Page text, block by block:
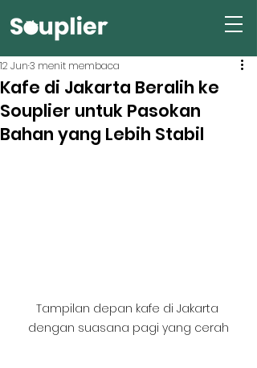
Kafe di Jakarta Beralih ke
Souplier untuk Pasokan
Bahan yang Lebih Stabil
12 Jun3 menit membaca
Tampilan depan kafe di Jakarta
dengan suasana pagi yang cerah